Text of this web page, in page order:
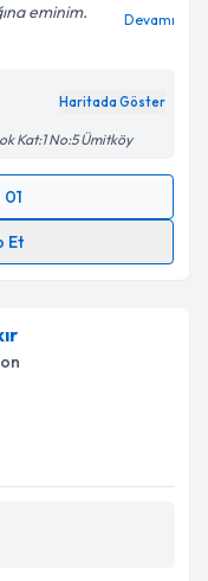
eminim.
Devamı
Haritada Göster
Kat:1 No:5 Ümitköy
Et
bilgilendireceğiz.
belirtilen